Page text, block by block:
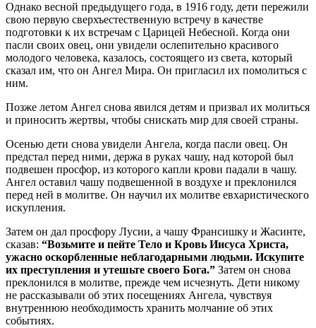
Однако весной предыдущего года, в 1916 году, дети пережили
свою первую сверхъестественную встречу в качестве
подготовки к их встречам с Царицей Небесной. Когда они
пасли своих овец, они увидели ослепительно красивого
молодого человека, казалось, состоящего из света, который
сказал им, что он Ангел Мира. Он пригласил их помолиться с
ним.
Позже летом Ангел снова явился детям и призвал их молиться
и приносить жертвы, чтобы снискать мир для своей страны.
Осенью дети снова увидели Ангела, когда пасли овец. Он
предстал перед ними, держа в руках чашу, над которой был
подвешен просфор, из которого капли крови падали в чашу.
Ангел оставил чашу подвешенной в воздухе и преклонился
перед ней в молитве. Он научил их молитве евхаристического
искупления.
Затем он дал просфору Лусии, а чашу Франсишку и Жасинте,
сказав: “Возьмите и пейте Тело и Кровь Иисуса Христа,
ужасно оскорбленные неблагодарными людьми. Искупите
их преступления и утешьте своего Бога.” Затем он снова
преклонился в молитве, прежде чем исчезнуть. Дети никому
не рассказывали об этих посещениях Ангела, чувствуя
внутреннюю необходимость хранить молчание об этих
событиях.